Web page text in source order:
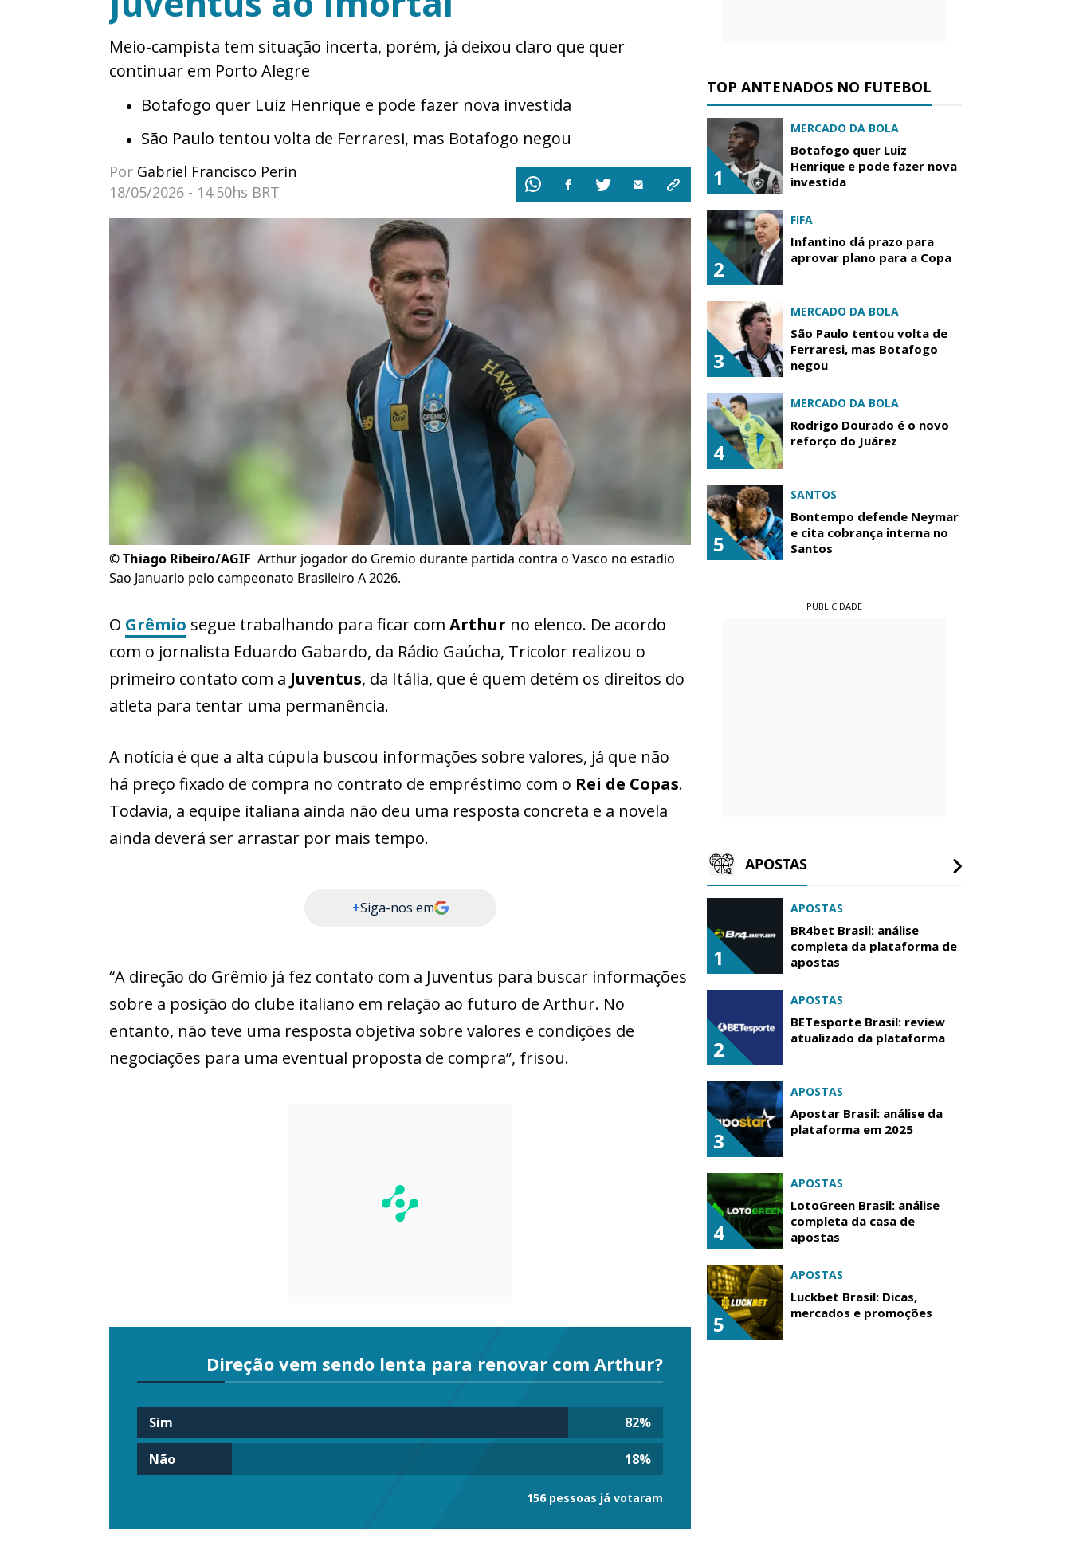
Meio-campista tem situação incerta, porém, já deixou claro que quer
continuar em Porto Alegre
Botafogo quer Luiz Henrique e pode fazer nova investida
São Paulo tentou volta de Ferraresi, mas Botafogo negou
Por Gabriel Francisco Perin
18/05/2026 - 14:50hs BRT
©Thiago Ribeiro/AGIF Arthur jogador do Gremio durante partida contra o Vasco no estadio
Sao Januario pelo campeonato Brasileiro A 2026.
O Grêmio segue trabalhando para ficar com Arthur no elenco. De acordo
com o jornalista Eduardo Gabardo, da Rádio Gaúcha, Tricolor realizou o
primeiro contato com a Juventus, da Itália, que é quem detém os direitos do
atleta para tentar uma permanência.
A notícia é que a alta cúpula buscou informações sobre valores, já que não
há preço fixado de compra no contrato de empréstimo com o Rei de Copas.
Todavia, a equipe italiana ainda não deu uma resposta concreta e a novela
ainda deverá ser arrastar por mais tempo.
+Siga-nos em
“A direção do Grêmio já fez contato com a Juventus para buscar informações
sobre a posição do clube italiano em relação ao futuro de Arthur. No
entanto, não teve uma resposta objetiva sobre valores e condições de
negociações para uma eventual proposta de compra”, frisou.
Direção vem sendo lenta para renovar com Arthur?
Sim 82%
Não 18%
156 pessoas já votaram
TOP ANTENADOS NO FUTEBOL
1
MERCADO DA BOLA
Botafogo quer Luiz
Henrique e pode fazer nova
investida
2
FIFA
Infantino dá prazo para
aprovar plano para a Copa
3
MERCADO DA BOLA
São Paulo tentou volta de
Ferraresi, mas Botafogo
negou
4
MERCADO DA BOLA
Rodrigo Dourado é o novo
reforço do Juárez
5
SANTOS
Bontempo defende Neymar
e cita cobrança interna no
Santos
PUBLICIDADE
APOSTAS
1
APOSTAS
BR4bet Brasil: análise
completa da plataforma de
apostas
2
APOSTAS
BETesporte Brasil: review
atualizado da plataforma
3
APOSTAS
Apostar Brasil: análise da
plataforma em 2025
4
APOSTAS
LotoGreen Brasil: análise
completa da casa de
apostas
5
APOSTAS
Luckbet Brasil: Dicas,
mercados e promoções